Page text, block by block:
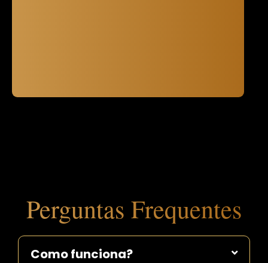
Perguntas Frequentes
Como funciona?